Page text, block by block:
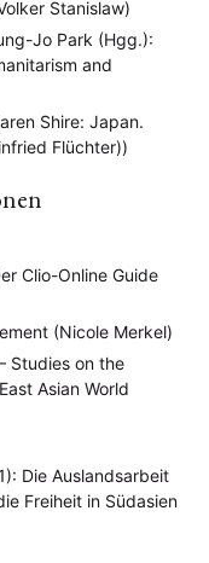
(94) Literatur (261)
(6) Online (235)
Praktikum
(23) Recht
(53) Studium (21)
(500) Tourismus
SIE JETZT!
Stanislaw)
Jo Park (Hgg.):
and
Shire: Japan.
Flüchter))
Clio-Online Guide
(Nicole Merkel)
Studies on the
Asian World
Die Auslandsarbeit
Freiheit in Südasien